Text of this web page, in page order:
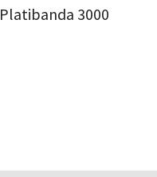
Platibanda 3000